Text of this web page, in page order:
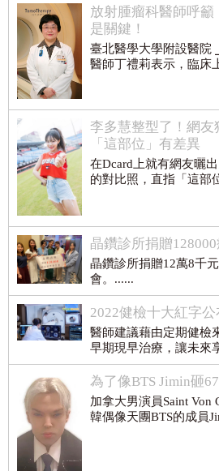
放射腫瘤科醫師呼
是關鍵！
臺北醫學大學附設醫院
醫師丁禮莉表示，臨床
李多慧整型了！網
「這部位」有差異
在Dcard上就有網友曬
的對比照，直指「這部
晶鑽診所捐贈
晶鑽診所捐贈12萬8千
會。......
2022健檢十大紅字
醫師建議藉由定期健檢
早期現早治療，讓未來
為了像BTS Jimin砸
加拿大男演員Saint Von
韓偶像天團BTS的成員